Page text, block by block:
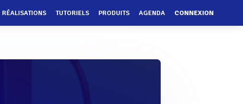
RÉALISATIONS TUTORIELS PRODUITS AGENDA CONNEXION